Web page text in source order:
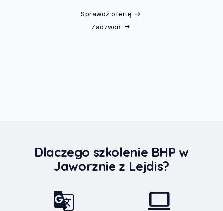
Sprawdź ofertę
Zadzwoń
Dlaczego szkolenie BHP w
Jaworznie z Lejdis?
g_translate computer